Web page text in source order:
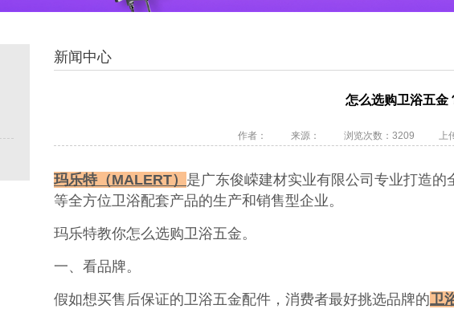
新闻中心
怎么选购卫浴五金
作者： 来源： 浏览次数：3209 上
玛乐特（MALERT） 是广东俊嵘建材实业有限公司专业打造
等全方位卫浴配套产品的生产和销售型企业。
玛乐特教你怎么选购卫浴五金。
一、看品牌。
假如想买售后保证的卫浴五金配件，消费者最好挑选品牌的卫